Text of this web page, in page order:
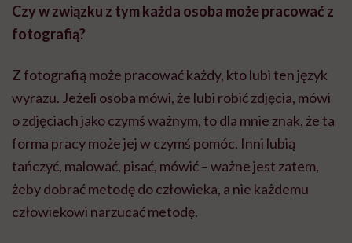
Czy w związku z tym każda osoba może pracować z
fotografią?
Z fotografią może pracować każdy, kto lubi ten język
wyrazu. Jeżeli osoba mówi, że lubi robić zdjęcia, mówi
o zdjęciach jako czymś ważnym, to dla mnie znak, że ta
forma pracy może jej w czymś pomóc. Inni lubią
tańczyć, malować, pisać, mówić – ważne jest zatem,
żeby dobrać metodę do człowieka, a nie każdemu
człowiekowi narzucać metodę.